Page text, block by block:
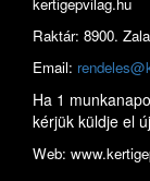
Raktár: 8900.
Email:
Ha 1
kérjük küldje el
Web: